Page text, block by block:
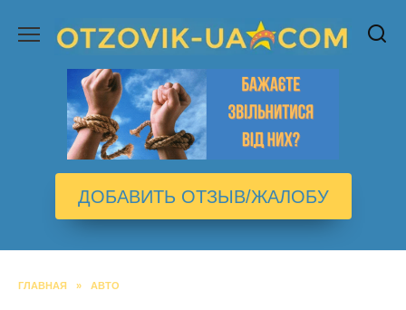
содержанию
ДОБАВИТЬ ОТЗЫВ/ЖАЛОБУ
ГЛАВНАЯ » АВТО